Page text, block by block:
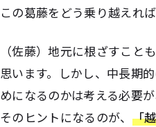
この葛藤をどう乗り越えれ
（佐藤）地元に根ざすこと
思います。しかし、中長期
めになるのかは考える必要
そのヒントになるのが、 「